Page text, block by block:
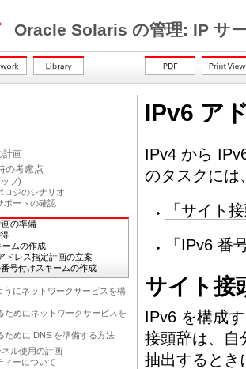
Oracle Solaris の管理: IP サ
計画
の考慮点
プ)
ロジのシナリオ
ポートの確認
の準備
ームの作成
ドレス指定計画の立案
号付けスキームの作成
うにネットワークサービスを構
ためにネットワークサービスを
ために DNS を準備する方法
ル使用の計画
ィーについて
IPv6 ア
IPv4 から
のタスクには
「サイト
「IPv6 番
サイト接
IPv6 を構成
接頭辞は、自
抽出するとき